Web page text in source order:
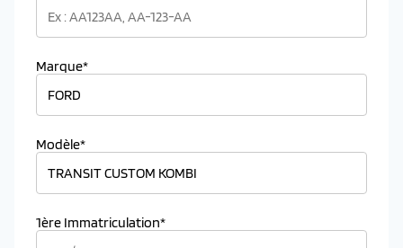
Marque*
Modèle*
1ère Immatriculation*